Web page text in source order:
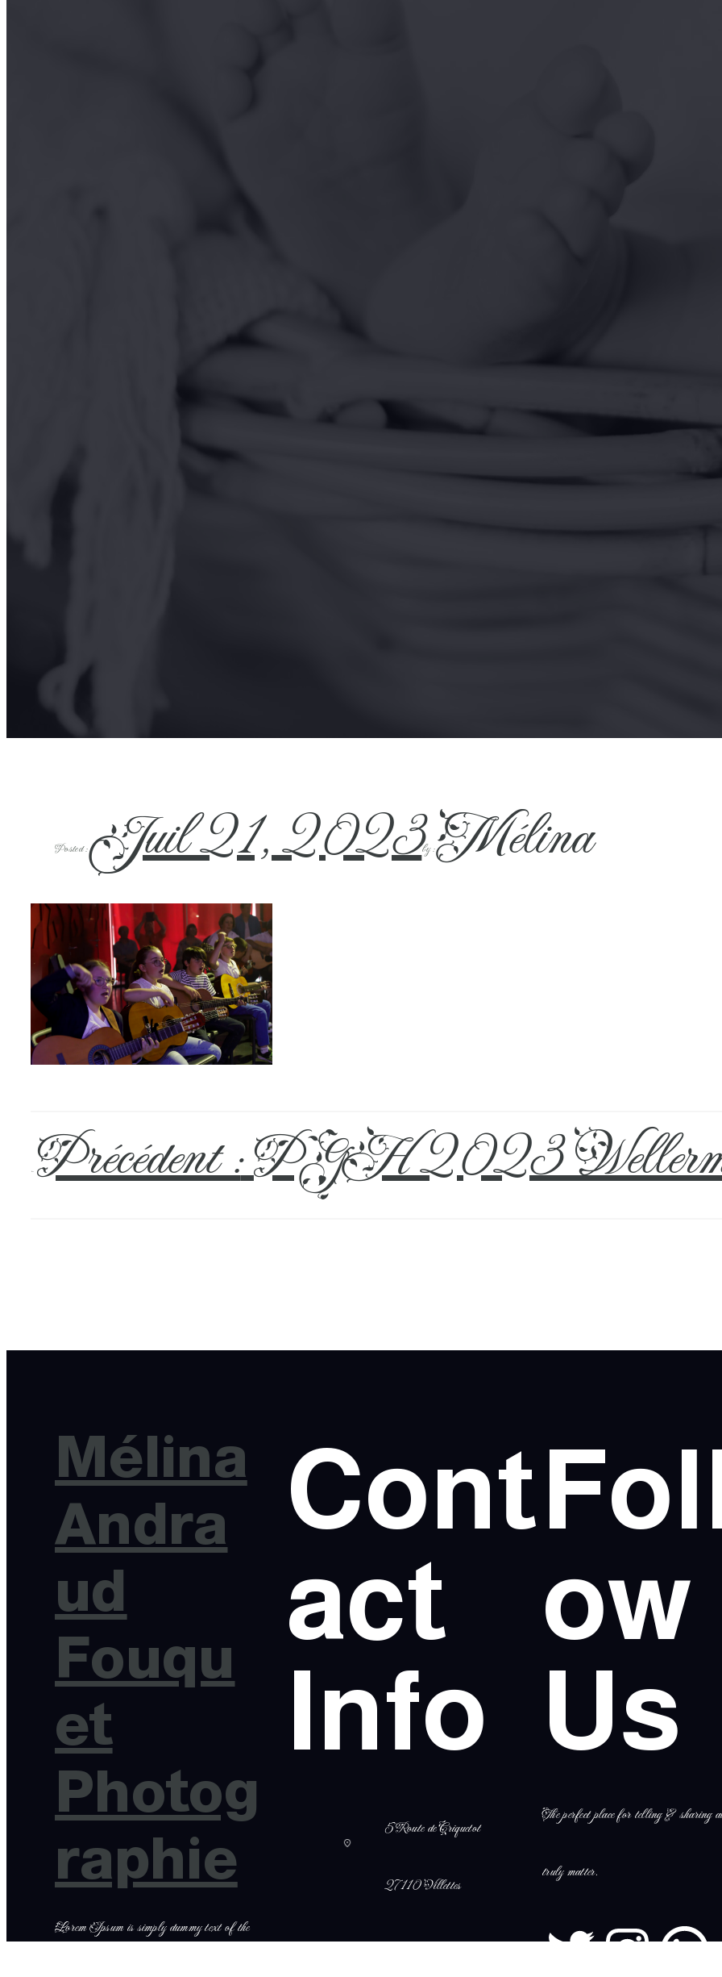
Posted :Juil 21, 2023by :Mélina
← Précédent :PGH 2023
Mélina
Andra
ud
Fouqu
et
Photog
raphie
Lorem Ipsum is simply dummy text of the
Cont
act
Info
5 Route de Criquetot
27110 Villettes
ow
Us
The perfect place for telling & sharing
truly matter.